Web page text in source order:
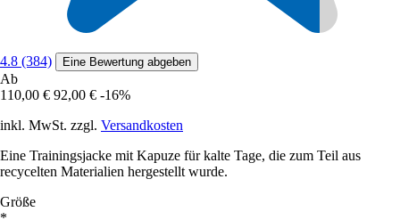
4.8 (384) Eine Bewertung abgeben
Ab
110,00 € 92,00 € -16%
inkl. MwSt. zzgl. Versandkosten
Eine Trainingsjacke mit Kapuze für kalte Tage, die zum Teil aus
recycelten Materialien hergestellt wurde.
Größe